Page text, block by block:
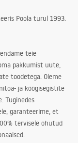
Poola turul 1993.
teie
pakkumist uute,
toodetega. Oleme
ja köögisegistite
Tuginedes
garanteerime, et
tervisele ohutud